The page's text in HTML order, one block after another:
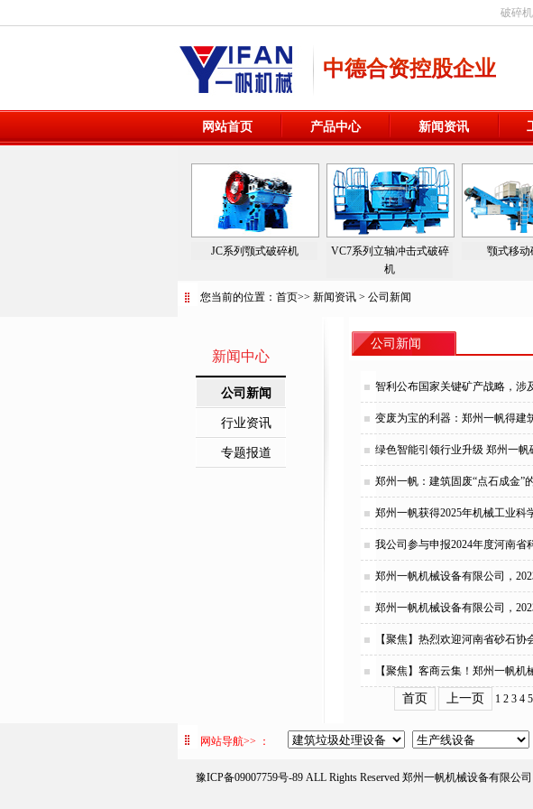
破碎机
中德合资控股企业
网站首页 产品中心 新闻资讯
JC系列颚式破碎机
VC7系列立轴冲击式破碎
机
颚式移动
您当前的位置： 首页>> 新闻资讯 > 公司新闻
新闻中心
公司新闻
行业资讯
专题报道
公司新闻
智利公布国家关键矿产战略，涉
变废为宝的利器：郑州一帆得建
绿色智能引领行业升级 郑州一
郑州一帆：建筑固废“点石成金”
郑州一帆获得2025年机械工业科
我公司参与申报2024年度河南省
郑州一帆机械设备有限公司，
郑州一帆机械设备有限公司，
【聚焦】热烈欢迎河南省砂石
【聚焦】客商云集！郑州一帆
首页 上一页 1 2 3 4 5
网站导航>> ：
豫ICP备09007759号-89 ALL Rights Reserved 郑州一帆机械设备有限公司